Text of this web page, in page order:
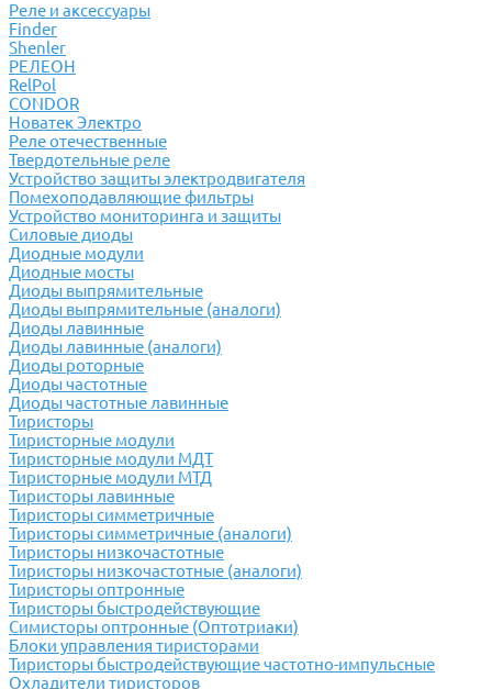
Реле и аксессуары
Finder
Shenler
РЕЛЕОН
RelPol
CONDOR
Новатек Электро
Реле отечественные
Твердотельные реле
Устройство защиты электродвигателя
Помехоподавляющие фильтры
Устройство мониторинга и защиты
Силовые диоды
Диодные модули
Диодные мосты
Диоды выпрямительные
Диоды выпрямительные (аналоги)
Диоды лавинные
Диоды лавинные (аналоги)
Диоды роторные
Диоды частотные
Диоды частотные лавинные
Тиристоры
Тиристорные модули
Тиристорные модули МДТ
Тиристорные модули МТД
Тиристоры лавинные
Тиристоры симметричные
Тиристоры симметричные (аналоги)
Тиристоры низкочастотные
Тиристоры низкочастотные (аналоги)
Тиристоры оптронные
Тиристоры быстродействующие
Симисторы оптронные (Оптотриаки)
Блоки управления тиристорами
Тиристоры быстродействующие частотно-импульсные
Охладители тиристоров